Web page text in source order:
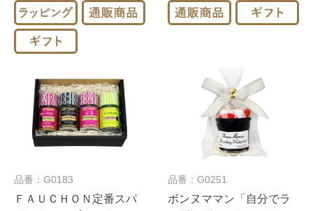
品番：G0183
ＦＡＵＣＨＯＮ定番スパ
品番：G0251
ボンヌママン「自分でラ